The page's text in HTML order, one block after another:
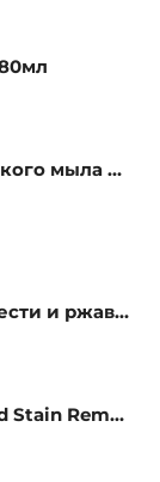
Диспенсер ручной для жидкого мыла Grass IT-0638, черный
Средство для удаления извести и ржавчины Grass Gloss-Gel, 500мл
Пятновыводитель Grass Hard Stain Remover, 600мл